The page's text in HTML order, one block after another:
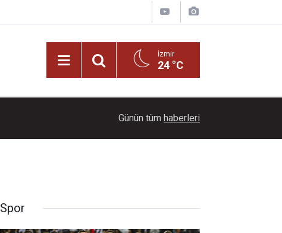
İzmir
24 °C
Ayçiçeği tarlaları ihtişamıyla görenleri büyüledi!
Günün tüm haberleri
Spor